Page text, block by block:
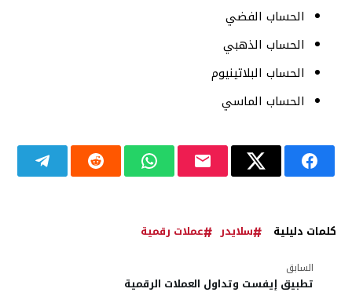
الحساب الفضي
الحساب الذهبي
الحساب البلاتينيوم
الحساب الماسي
كلمات دليلية سلايدر عملات رقمية
السابق
تطبيق إيفست وتداول العملات الرقمية